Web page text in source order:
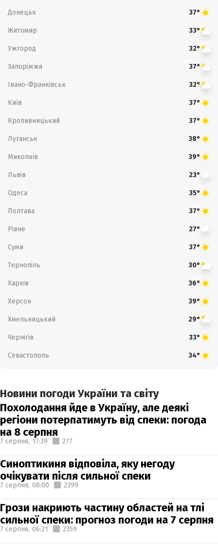
Донецьк 37°
Житомир 33°
Ужгород 32°
Запоріжжя 37°
Івано-Франківськ 32°
Київ 37°
Кропивницький 37°
Луганськ 38°
Миколаїв 39°
Львів 23°
Одеса 35°
Полтава 37°
Рівне 27°
Суми 37°
Тернопіль 30°
Харків 36°
Херсон 39°
Хмельницький 29°
Чернігів 33°
Севастополь 34°
Новини погоди України та світу
Похолодання йде в Україну, але деякі
регіони потерпатимуть від спеки: погода
на 8 серпня
7 серпня, 17:39 277
Синоптикиня відповіла, яку негоду
очікувати після сильної спеки
7 серпня, 08:00 2399
Грози накриють частину областей на тлі
сильної спеки: прогноз погоди на 7 серпня
7 серпня, 06:21 2359